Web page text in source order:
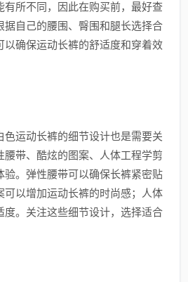
有所不同，因此在购买前，最好查
据自己的腰围、臀围和腿长选择合
以确保运动长裤的舒适度和穿着效
色运动长裤的细节设计也是需要关
腰带、酷炫的图案、人体工程学剪
验。弹性腰带可以确保长裤紧密贴
可以增加运动长裤的时尚感；人体
度。关注这些细节设计，选择适合